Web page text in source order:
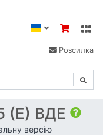
Розсилка
(Е) ВДЕ
версію